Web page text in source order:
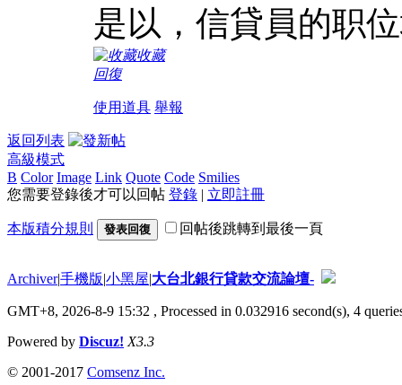
是以，信貸員的职
收藏
回復
使用道具 舉報
返回列表
高級模式
B Color Image Link Quote Code Smilies
您需要登錄後才可以回帖 登錄 | 立即註冊
本版積分規則 發表回復 回帖後跳轉到最後一頁
Archiver|手機版|小黑屋|大台北銀行貸款交流論壇-
GMT+8, 2026-8-9 15:32 , Processed in 0.032916 second(s), 4
Powered by Discuz! X3.3
© 2001-2017 Comsenz Inc.